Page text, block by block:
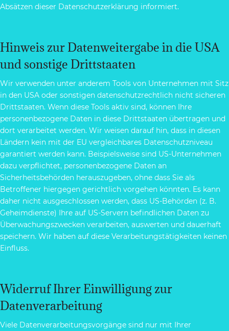
Absätzen dieser Datenschutzerklärung informiert.
Hinweis zur Datenweitergabe in die USA
und sonstige Drittstaaten
Wir verwenden unter anderem Tools von Unternehmen mit Sitz
in den USA oder sonstigen datenschutzrechtlich nicht sicheren
Drittstaaten. Wenn diese Tools aktiv sind, können Ihre
personenbezogene Daten in diese Drittstaaten übertragen und
dort verarbeitet werden. Wir weisen darauf hin, dass in diesen
Ländern kein mit der EU vergleichbares Datenschutzniveau
garantiert werden kann. Beispielsweise sind US-Unternehmen
dazu verpflichtet, personenbezogene Daten an
Sicherheitsbehörden herauszugeben, ohne dass Sie als
Betroffener hiergegen gerichtlich vorgehen könnten. Es kann
daher nicht ausgeschlossen werden, dass US-Behörden (z. B.
Geheimdienste) Ihre auf US-Servern befindlichen Daten zu
Überwachungszwecken verarbeiten, auswerten und dauerhaft
speichern. Wir haben auf diese Verarbeitungstätigkeiten keinen
Einfluss.
Widerruf Ihrer Einwilligung zur
Datenverarbeitung
Viele Datenverarbeitungsvorgänge sind nur mit Ihrer